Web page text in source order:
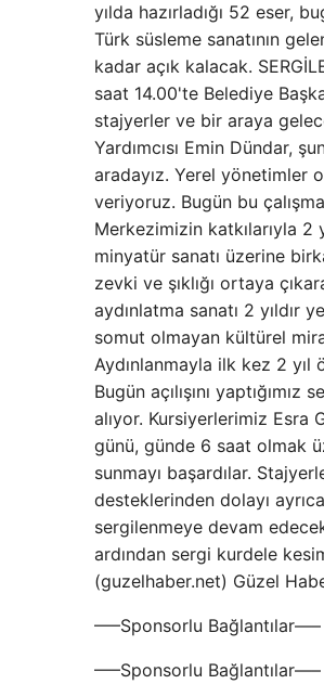
yılda hazırladığı 52 eser,
Türk süsleme sanatının
kadar açık kalacak.
saat 14.00'te Belediye
stajyerler ve bir araya
Yardımcısı Emin Dündar,
aradayız. Yerel yönetimler
veriyoruz. Bugün bu
Merkezimizin katkılarıyla 2
minyatür sanatı üzerine
zevki ve şıklığı ortaya
aydınlatma sanatı 2 yıldır
somut olmayan kültürel
Aydınlanmayla ilk kez 2
Bugün açılışını
alıyor. Kursiyerlerimiz Esra
günü, günde 6 saat olmak
sunmayı başardılar.
desteklerinden dolayı
sergilenmeye devam
ardından sergi kurdele
(guzelhaber.net) Güzel
—–Sponsorlu Bağlantılar—–
—–Sponsorlu Bağlantılar—–